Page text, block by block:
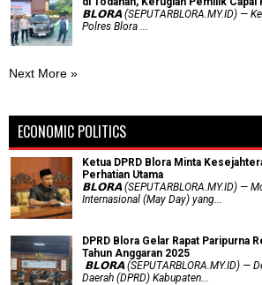
𝗕𝗟𝗢𝗥𝗔 (SEPUTARBLORA.MY.ID) —
Polres Blora ...
Next More »
ECONOMIC POLITICS
Ketua DPRD Blora Minta
Perhatian Utama
​𝗕𝗟𝗢𝗥𝗔 (SEPUTARBLORA.MY.ID) —
Internasional (May Day) yang...
DPRD Blora Gelar Rapat Paripurna
Tahun Anggaran 2025
𝗕𝗟𝗢𝗥𝗔 (SEPUTARBLORA.MY.ID) —
Daerah (DPRD) Kabupaten...